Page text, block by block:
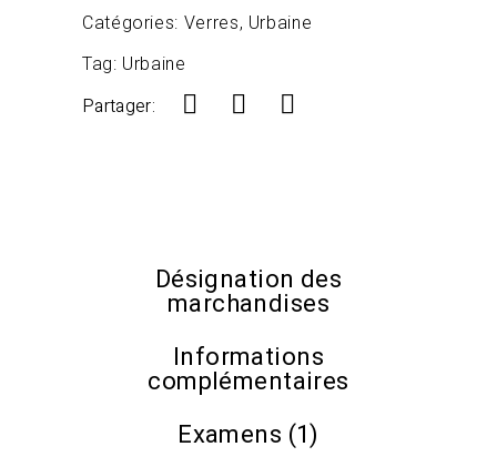
Catégories: Verres, Urbaine
Tag: Urbaine
Partager:
Désignation des
marchandises
Informations
complémentaires
Examens (1)